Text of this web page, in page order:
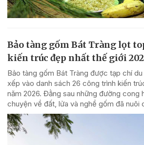
Bảo tàng gốm Bát Tràng lọt
kiến trúc đẹp nhất thế giới
Bảo tàng gốm Bát Tràng được tạp chí
xếp vào danh sách 26 công trình kiến
năm 2026. Đằng sau những đường cong
chuyện về đất, lửa và nghề gốm đã nuôi